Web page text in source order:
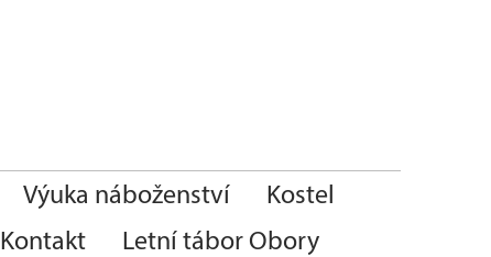
Výuka náboženství
Kostel
Kontakt Letní tábor Obory